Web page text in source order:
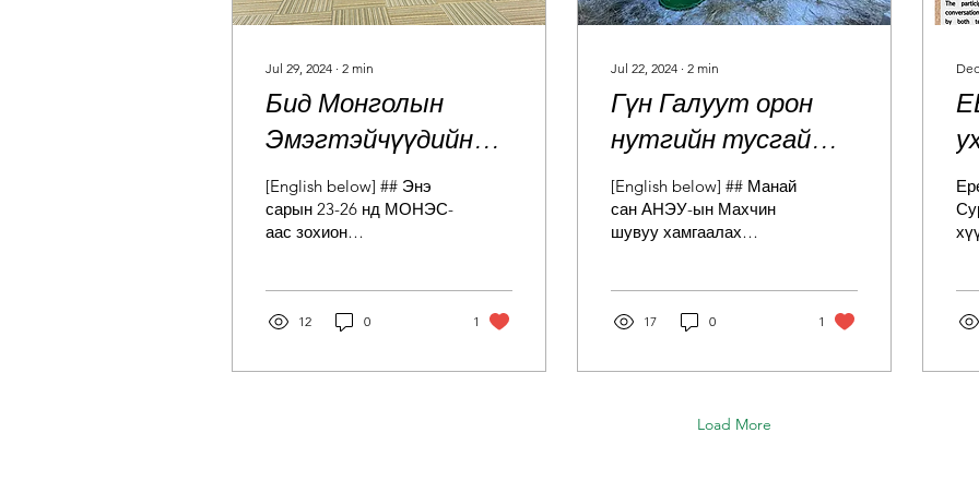
Jul 29, 2024 ∙ 2 min
Бид Монголын
Эмэгтэйчүүдийн
Сан -аас зохион
байгуулсан
Туршлага солилцох
уулзалтанд
оролцож, Гүрж,
[English below] ## Энэ
сарын 23-26 нд МОНЭС-
аас зохион
авсан Монголын...
12 0 1
Jul 22, 2024 ∙ 2 min
Гүн Галуут орон
нутгийн тусгай
хамгаалалттай
газар нутагт 2023
онд махчин шувуунд
80 хиймэл үүр
байрлуулж, 2024 онд
сар шувууд
[English below] ## Манай
сан АНЭУ-ын Махчин
шувуу хамгаалах
тулгуурлан...
17 0 1
Load More